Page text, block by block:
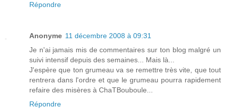
Répondre
Anonyme 11 décembre 2008 à 09:31
Je n'ai jamais mis de commentaires sur ton blog malgré un
suivi intensif depuis des semaines... Mais là...
J'espère que ton grumeau va se remettre très vite, que tout
rentrera dans l'ordre et que le grumeau pourra rapidement
refaire des misères à ChaTBouboule...
Répondre